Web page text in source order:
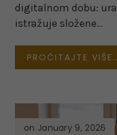
digitalnom dobu:
istražuje složene…
PROČITAJTE
on January 9, 2026